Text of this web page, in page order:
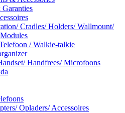
Cradles/ Holders/ Wallmount/
/ Walkie-talkie
Handfrees/ Microfoons
Opladers/ Accessoires